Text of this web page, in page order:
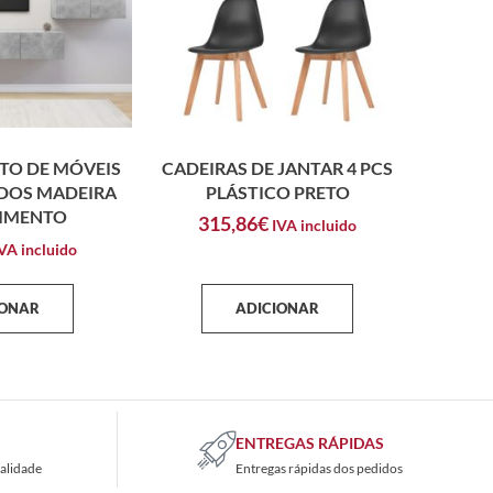
DE MÓVEIS
MADEIRA
incluido
CADEIRAS DE JANTAR 4 PCS
PLÁSTICO PRETO
315,86€ IVA incluido
ADICIONAR
ENTREGAS RÁPIDAS
Entregas rápidas dos pedidos